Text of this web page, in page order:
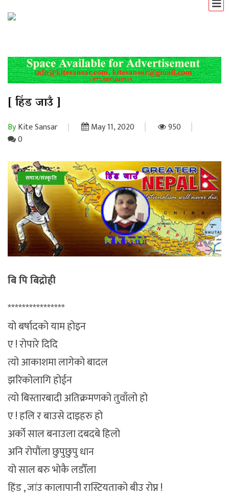
[ हिंड जाउँ ]
ByKite Sansar May 11, 2020
950
0
समाज/संस्कृति
बि पि बिद्रोही
****************
यो बर्षादको याम होइन
ए ! रोपारे दिदि
त्यो आकाशमा लागेको बादल
झरिकोलागि होईन
त्यो बिस्तारबादी अतिक्रमणको तुवाँलो हो
ए ! हलि र बाउसे दाइहरु हो
अर्को साल बनाउला दबदबे हिलो
अनि रोपौंला छुपुछुपु धान
यो साल बरु भोकै लडौँला
हिंड , जांउ कालापानी रास्टियताको बीउ रोप्न !